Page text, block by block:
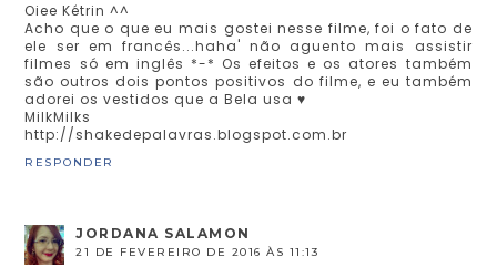
Oiee Kétrin ^^
Acho que o que eu mais gostei nesse filme, foi o fato de
ele ser em francês...haha' não aguento mais assistir
filmes só em inglês *-* Os efeitos e os atores também
são outros dois pontos positivos do filme, e eu também
adorei os vestidos que a Bela usa ♥
MilkMilks
http://shakedepalavras.blogspot.com.br
RESPONDER
JORDANA SALAMON
21 DE FEVEREIRO DE 2016 ÀS 11:13